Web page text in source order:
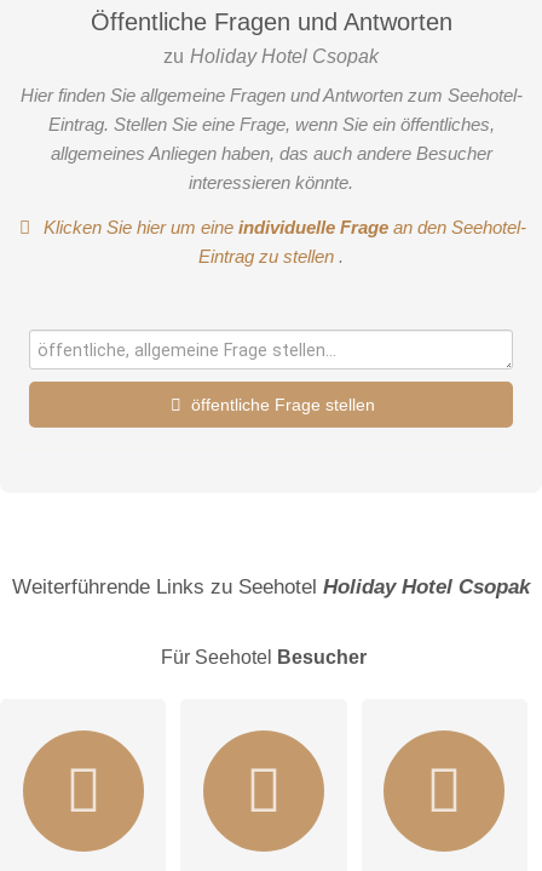
Öffentliche Fragen und Antworten
zu Holiday Hotel Csopak
Hier finden Sie allgemeine Fragen und Antworten zum Seehotel-
Eintrag. Stellen Sie eine Frage, wenn Sie ein öffentliches,
allgemeines Anliegen haben, das auch andere Besucher
interessieren könnte.
Klicken Sie hier um eineindividuelle Frage an den Seehotel-
Eintrag zu stellen .
öffentliche Frage stellen
E-Mail-Adresse (wird nicht veröffentlicht)
Weiterführende Links zu Seehotel Holiday Hotel Csopak
Für Seehotel Besucher